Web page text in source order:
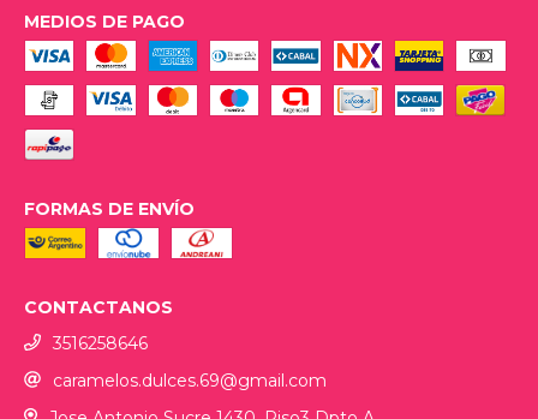
MEDIOS DE PAGO
FORMAS DE ENVÍO
CONTACTANOS
3516258646
caramelos.dulces.69@gmail.com